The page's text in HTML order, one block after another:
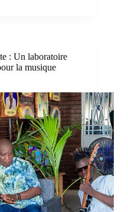
: Un laboratoire
la musique